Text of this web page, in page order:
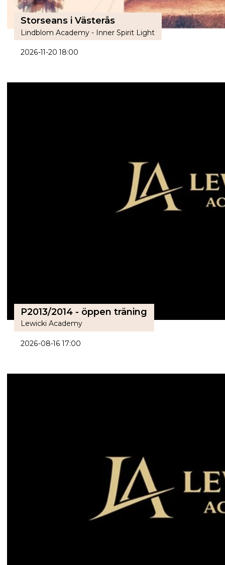
Storseans i Västerås
Lindblom Academy - Inner Spirit Light
2026-11-20 18:00
P2013/2014 - öppen träning
Lewicki Academy
2026-08-16 17:00